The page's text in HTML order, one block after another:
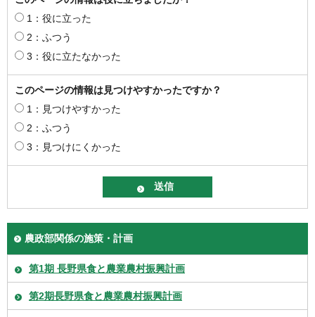
1：役に立った
2：ふつう
3：役に立たなかった
このページの情報は見つけやすかったですか？
1：見つけやすかった
2：ふつう
3：見つけにくかった
農政部関係の施策・計画
第1期 長野県食と農業農村振興計画
第2期長野県食と農業農村振興計画